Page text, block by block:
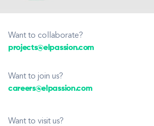
Want to collaborate?
projects@elpassion.com
Want to join us?
careers@elpassion.com
Want to visit us?